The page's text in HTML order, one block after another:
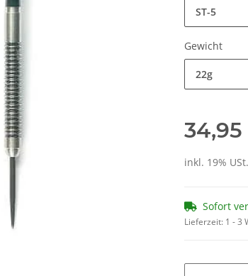
ST-5
Gewicht
22g
inkl. 19%
Sofort
Lieferzeit: 1 - 3